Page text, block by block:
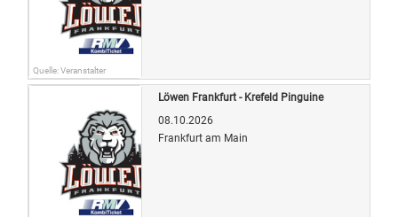
Quelle: Veranstalter
Löwen Frankfurt - Krefeld Pinguine
08.10.2026
Frankfurt am Main